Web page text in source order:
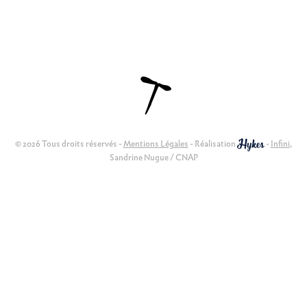
© 2026 Tous droits réservés -Mentions Légales - Réalisation - Infini,
Sandrine Nugue / CNAP